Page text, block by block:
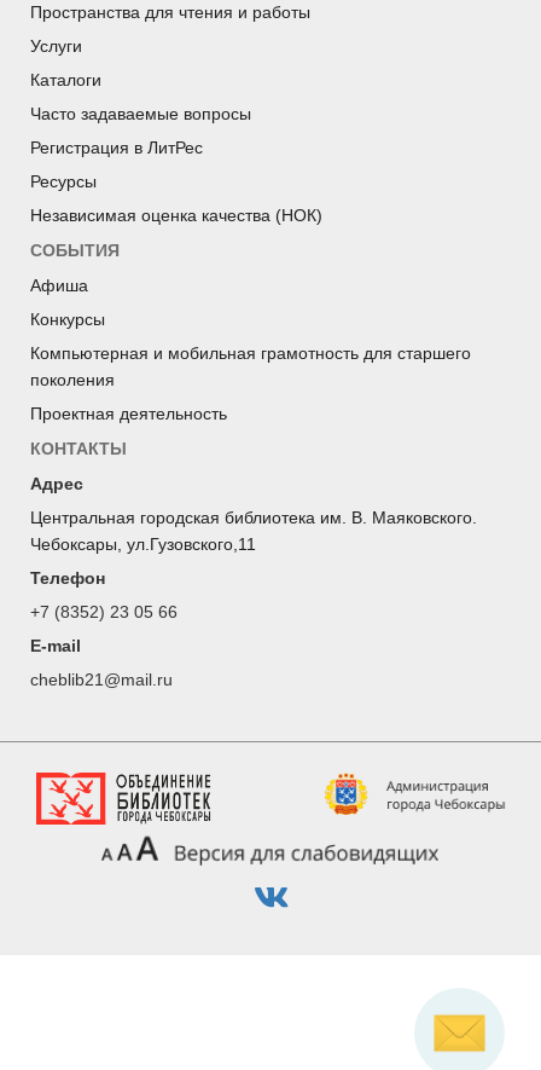
Пространства для чтения и работы
Услуги
Каталоги
Часто задаваемые вопросы
Регистрация в ЛитРес
Ресурсы
Независимая оценка качества (НОК)
СОБЫТИЯ
Афиша
Конкурсы
Компьютерная и мобильная грамотность для старшего
поколения
Проектная деятельность
КОНТАКТЫ
Адрес
Центральная городская библиотека им. В. Маяковского.
Чебоксары, ул.Гузовского,11
Телефон
+7 (8352) 23 05 66
E-mail
cheblib21@mail.ru